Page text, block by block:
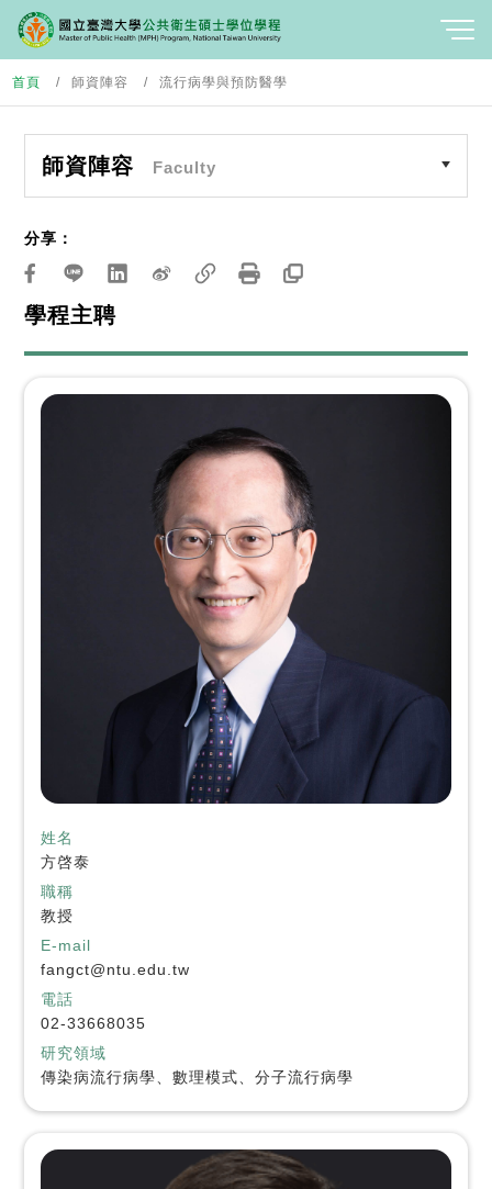
首頁 師資陣容 流行病學與預防醫學
師資陣容 Faculty
學程主聘
分享：
姓名
方啓泰
職稱
教授
E-mail
fangct@ntu.edu.tw
電話
02-33668035
研究領域
傳染病流行病學、數理模式、分子流行病學